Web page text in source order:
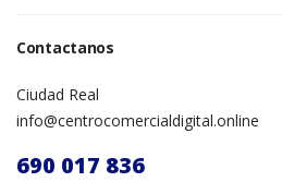
Contactanos
Ciudad Real
info@centrocomercialdigital.online
690 017 836